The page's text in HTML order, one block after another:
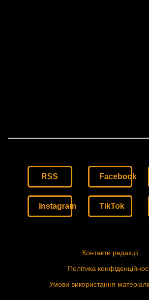
RSS Facebook
Instagram TikTok
Контакти редакції
Політика
Умови використання